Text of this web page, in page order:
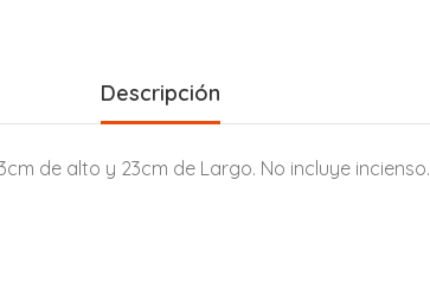
Descripción
de alto y 23cm de Largo. No incluye incienso.